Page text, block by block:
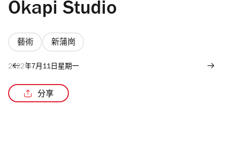
Okapi Studio
藝術 新蒲崗
2022年7月11日星期一
分享